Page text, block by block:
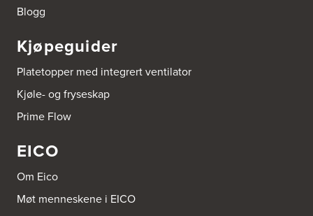
Tel.:
Bygg Innredning A/S
Thiisabakken 13
4010 Stavanger
Tel.: 51-530085
Bygger'n Onstad
1533 Moss
Byggmakker Askim
Blogg
Kjøpeguider
Platetopper med integrert ventilator
Kjøle- og fryseskap
Prime Flow
EICO
Om Eico
Møt menneskene i EICO